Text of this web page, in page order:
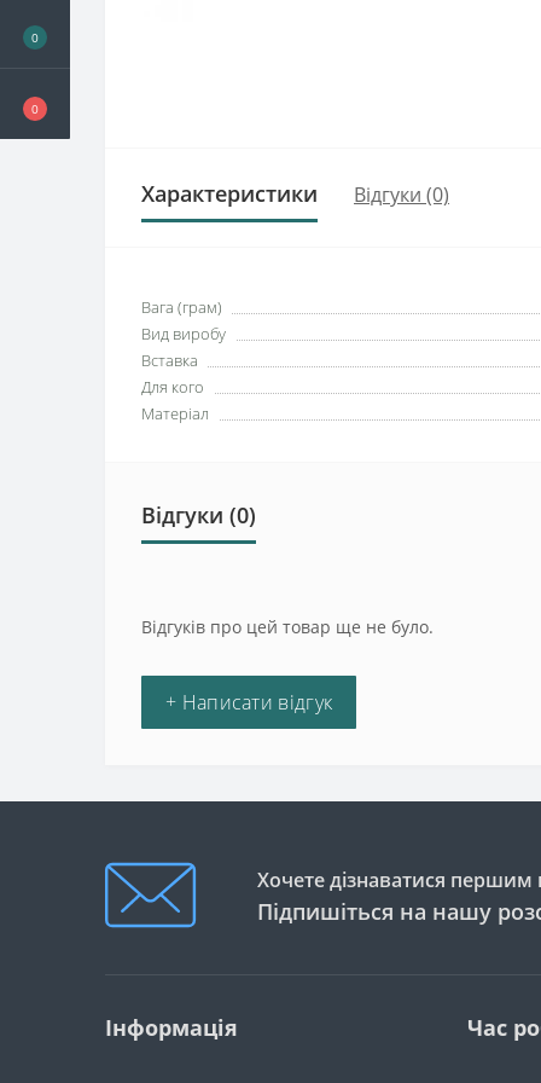
0
0
Характеристики Відгуки (0)
Вага (грам)
Вид виробу
Вставка
Для кого
Матеріал
Відгуки (0)
Відгуків про цей товар ще не було.
+ Написати відгук
Хочете дізнаватися першим
Підпишіться на нашу
Інформація Час